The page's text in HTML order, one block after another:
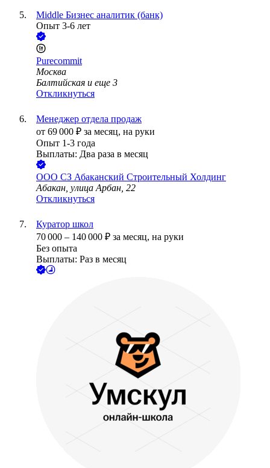
Middle Бизнес аналитик (банк)
Опыт 3-6 лет
Purecommit
Москва
Балтийская и еще 3
Откликнуться
Менеджер отдела продаж
от 69 000 ₽ за месяц, на руки
Опыт 1-3 года
Выплаты: Два раза в месяц
ООО СЗ Абаканский Строительный Холдинг
Абакан, улица Арбан, 22
Откликнуться
Куратор школ
70 000 – 140 000 ₽ за месяц, на руки
Без опыта
Выплаты: Раз в месяц